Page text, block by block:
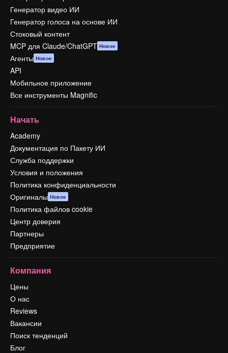
Генератор видео ИИ
Генератор голоса на основе ИИ
Стоковый контент
MCP для Claude/ChatGPT Новое
Агенты Новое
API
Мобильное приложение
Все инструменты Magnific
Начать
Academy
Документация по Пакету ИИ
Служба поддержки
Условия и положения
Политика конфиденциальности
Оригиналы Новое
Политика файлов cookie
Центр доверия
Партнеры
Предприятие
Компания
Цены
О нас
Reviews
Вакансии
Поиск тенденций
Блог